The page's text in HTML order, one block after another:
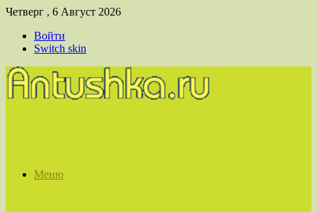
Четверг , 6 Август 2026
Войти
Switch skin
Меню